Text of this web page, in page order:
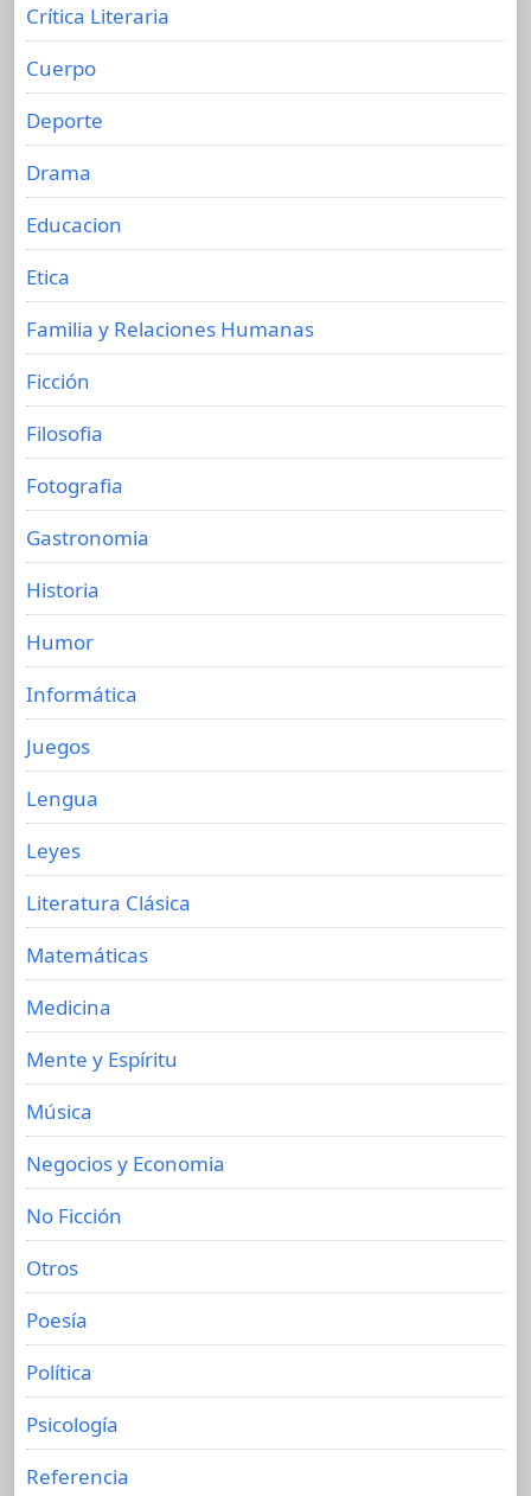
Crítica Literaria
Cuerpo
Deporte
Drama
Educacion
Etica
Familia y Relaciones Humanas
Ficción
Filosofia
Fotografia
Gastronomia
Historia
Humor
Informática
Juegos
Lengua
Leyes
Literatura Clásica
Matemáticas
Medicina
Mente y Espíritu
Música
Negocios y Economia
No Ficción
Otros
Poesía
Política
Psicología
Referencia